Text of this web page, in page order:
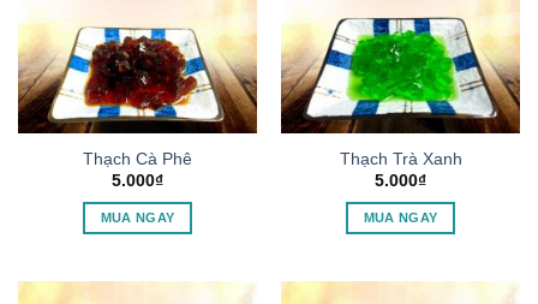
Thạch Cà Phê
5.000₫
MUA NGAY
Thạch Trà Xanh
5.000₫
MUA NGAY